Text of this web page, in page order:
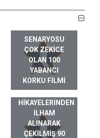
SENARYOSU
ÇOK ZEKICE
OLAN 100
YABANCI
KORKU FILMI
GERÇEK HAYAT
HIKAYELERINDEN
ILHAM
ALINARAK
ÇEKILMIŞ 90